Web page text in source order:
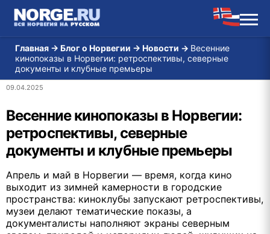
Главная → Блог о Норвегии → Новости → Весенние
кинопоказы в Норвегии: ретроспективы, северные
документы и клубные премьеры
09.04.2025
Весенние кинопоказы в Норвегии:
ретроспективы, северные
документы и клубные премьеры
Апрель и май в Норвегии — время, когда кино
выходит из зимней камерности в городские
пространства: киноклубы запускают ретроспективы,
музеи делают тематические показы, а
документалисты наполняют экраны северным